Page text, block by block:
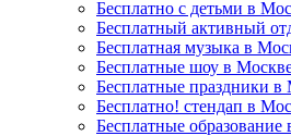
Бесплатно с детьми в
Бесплатный активный
Бесплатная музыка в
Бесплатные шоу в
Бесплатные праздники в
Бесплатно! стендап в
Бесплатные образование